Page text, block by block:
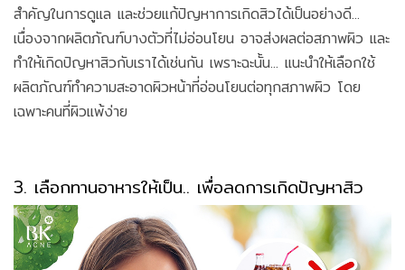
สำคัญในการดูแล และช่วยแก้ปัญหาการเกิดสิวได้เป็นอย่างดี...
เนื่องจากผลิตภัณฑ์บางตัวที่ไม่อ่อนโยน อาจส่งผลต่อสภาพผิว และ
ทำให้เกิดปัญหาสิวกับเราได้เช่นกัน เพราะฉะนั้น... แนะนำให้เลือกใช้
ผลิตภัณฑ์ทำความสะอาดผิวหน้าที่อ่อนโยนต่อทุกสภาพผิว โดย
เฉพาะคนที่ผิวแพ้ง่าย
3. เลือกทานอาหารให้เป็น.. เพื่อลดการเกิดปัญหาสิว